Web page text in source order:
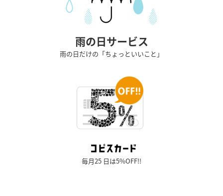
雨の日サービス
雨の日だけの「ちょっといいこと」
毎月25 日は5%OFF!!